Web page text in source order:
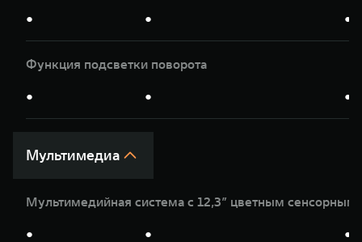
● ● ●
Функция подсветки поворота
● ● ●
Мультимедиа
Мультимедийная система с 12,3” цветным сенсорным
● ● ●